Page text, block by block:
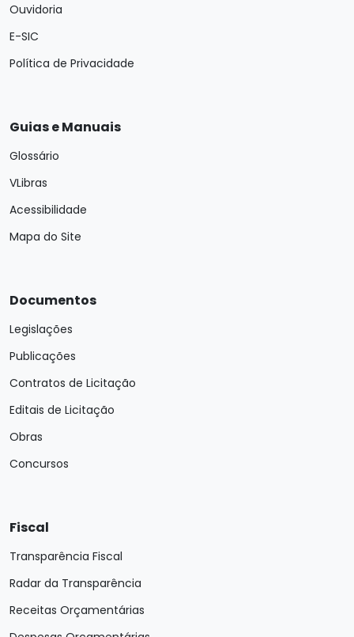
Ouvidoria
E-SIC
Política de Privacidade
Guias e Manuais
Glossário
VLibras
Acessibilidade
Mapa do Site
Documentos
Legislações
Publicações
Contratos de Licitação
Editais de Licitação
Obras
Concursos
Fiscal
Transparência Fiscal
Radar da Transparência
Receitas Orçamentárias